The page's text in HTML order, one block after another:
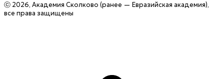
ⓒ 2026, Академия Сколково (ранее — Евразийская академия),
все права защищены